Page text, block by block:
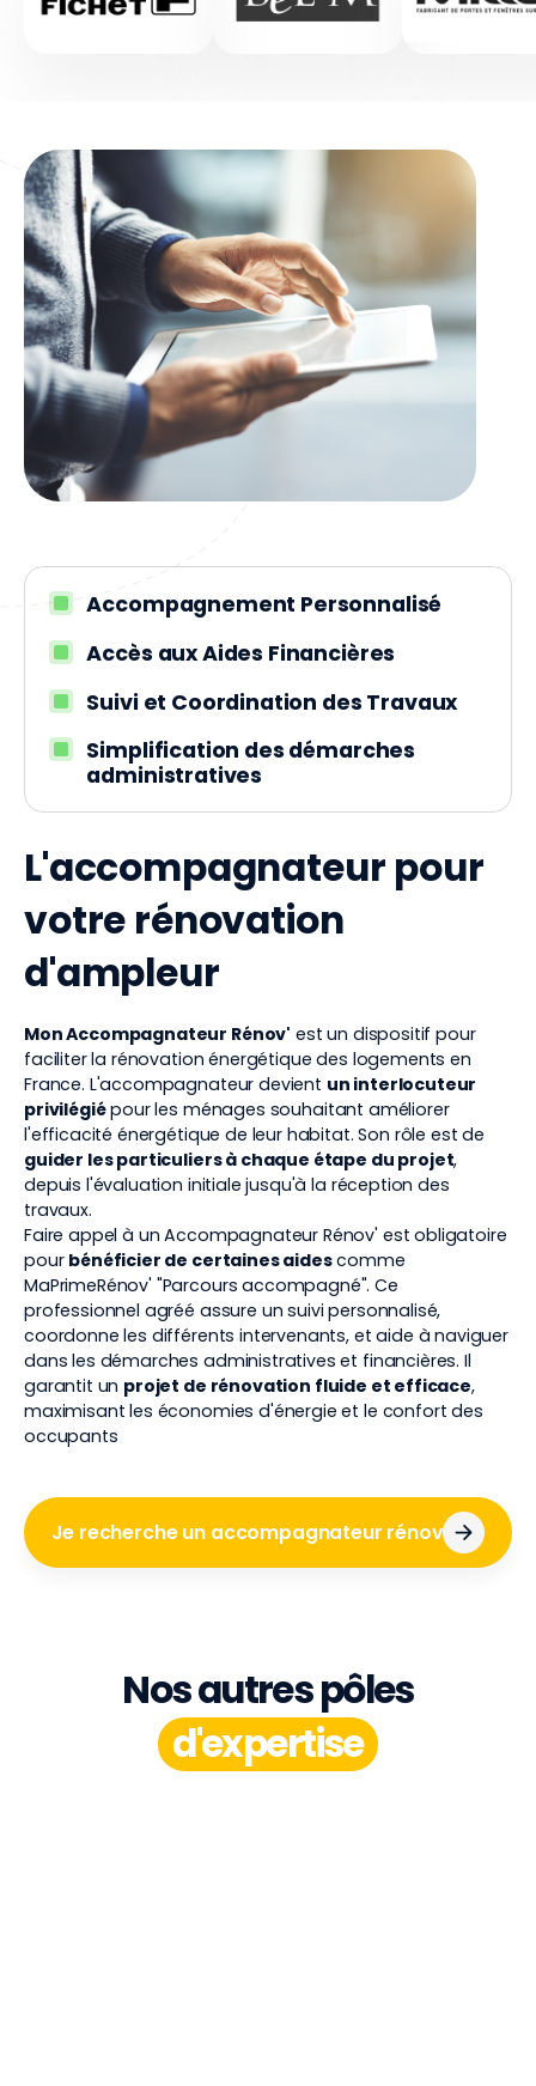
Accompagnement Personnalisé
Accès aux Aides Financières
Suivi et Coordination des Travaux
Simplification des démarches
administratives
L'accompagnateur pour
votre rénovation
d'ampleur
Mon Accompagnateur Rénov' est un dispositif pour
faciliter la rénovation énergétique des logements en
France. L'accompagnateur devient un interlocuteur
privilégiépour les ménages souhaitant améliorer
l'efficacité énergétique de leur habitat. Son rôle est de
guider les particuliers à chaque étape du projet,
depuis l'évaluation initiale jusqu'à la réception des
travaux.
Faire appel à un Accompagnateur Rénov' est obligatoire
pour bénéficier de certaines aidescomme
MaPrimeRénov' "Parcours accompagné". Ce
professionnel agréé assure un suivi personnalisé,
coordonne les différents intervenants, et aide à naviguer
dans les démarches administratives et financières. Il
garantit un projet de rénovation fluide et efficace,
maximisant les économies d'énergie et le confort des
occupants
Je recherche un accompagnateur rénov
Nos autres pôles
d'expertise